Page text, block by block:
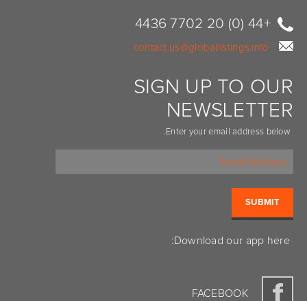
+44 (0) 20 7702 4436
contact.us@globallistings.info
SIGN UP TO OUR
NEWSLETTER
Enter your email address below.
Download our app here:
FACEBOOK